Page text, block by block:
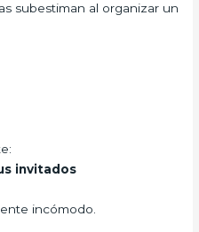
subestiman al organizar un
invitados
incómodo.